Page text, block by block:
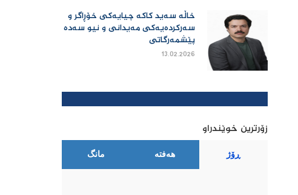
خاڵە سەید کاکە چیایەکی خۆڕاگر و
سەرکردەیەکی مەیدانی و نیو سەدە
پێشمەرگاتی
13.02.2026
زۆرترین خوێندراو
ڕۆژ هەفتە مانگ